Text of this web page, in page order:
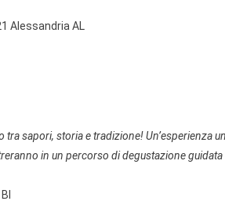
Alessandria AL
sapori, storia e tradizione! Un’esperienza
in un percorso di degustazione